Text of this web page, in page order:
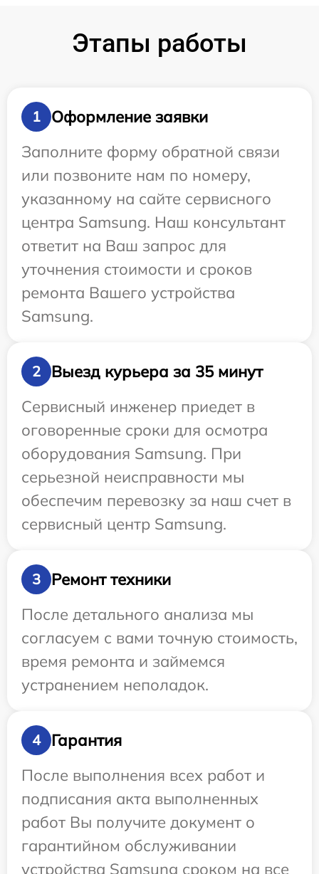
Этапы работы
1
Оформление заявки
Заполните форму обратной связи
или позвоните нам по номеру,
указанному на сайте сервисного
центра Samsung. Наш консультант
ответит на Ваш запрос для
уточнения стоимости и сроков
ремонта Вашего устройства
Samsung.
2
Выезд курьера за 35 минут
Сервисный инженер приедет в
оговоренные сроки для осмотра
оборудования Samsung. При
серьезной неисправности мы
обеспечим перевозку за наш счет в
сервисный центр Samsung.
3
Ремонт техники
После детального анализа мы
согласуем с вами точную стоимость,
время ремонта и займемся
устранением неполадок.
4
Гарантия
После выполнения всех работ и
подписания акта выполненных
работ Вы получите документ о
гарантийном обслуживании
устройства Samsung сроком на все